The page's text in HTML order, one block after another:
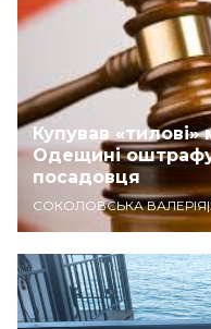
Купував «тилові»
Одещині
посадовця
СОКОЛОВСЬКА ВАЛЕРІЯ|